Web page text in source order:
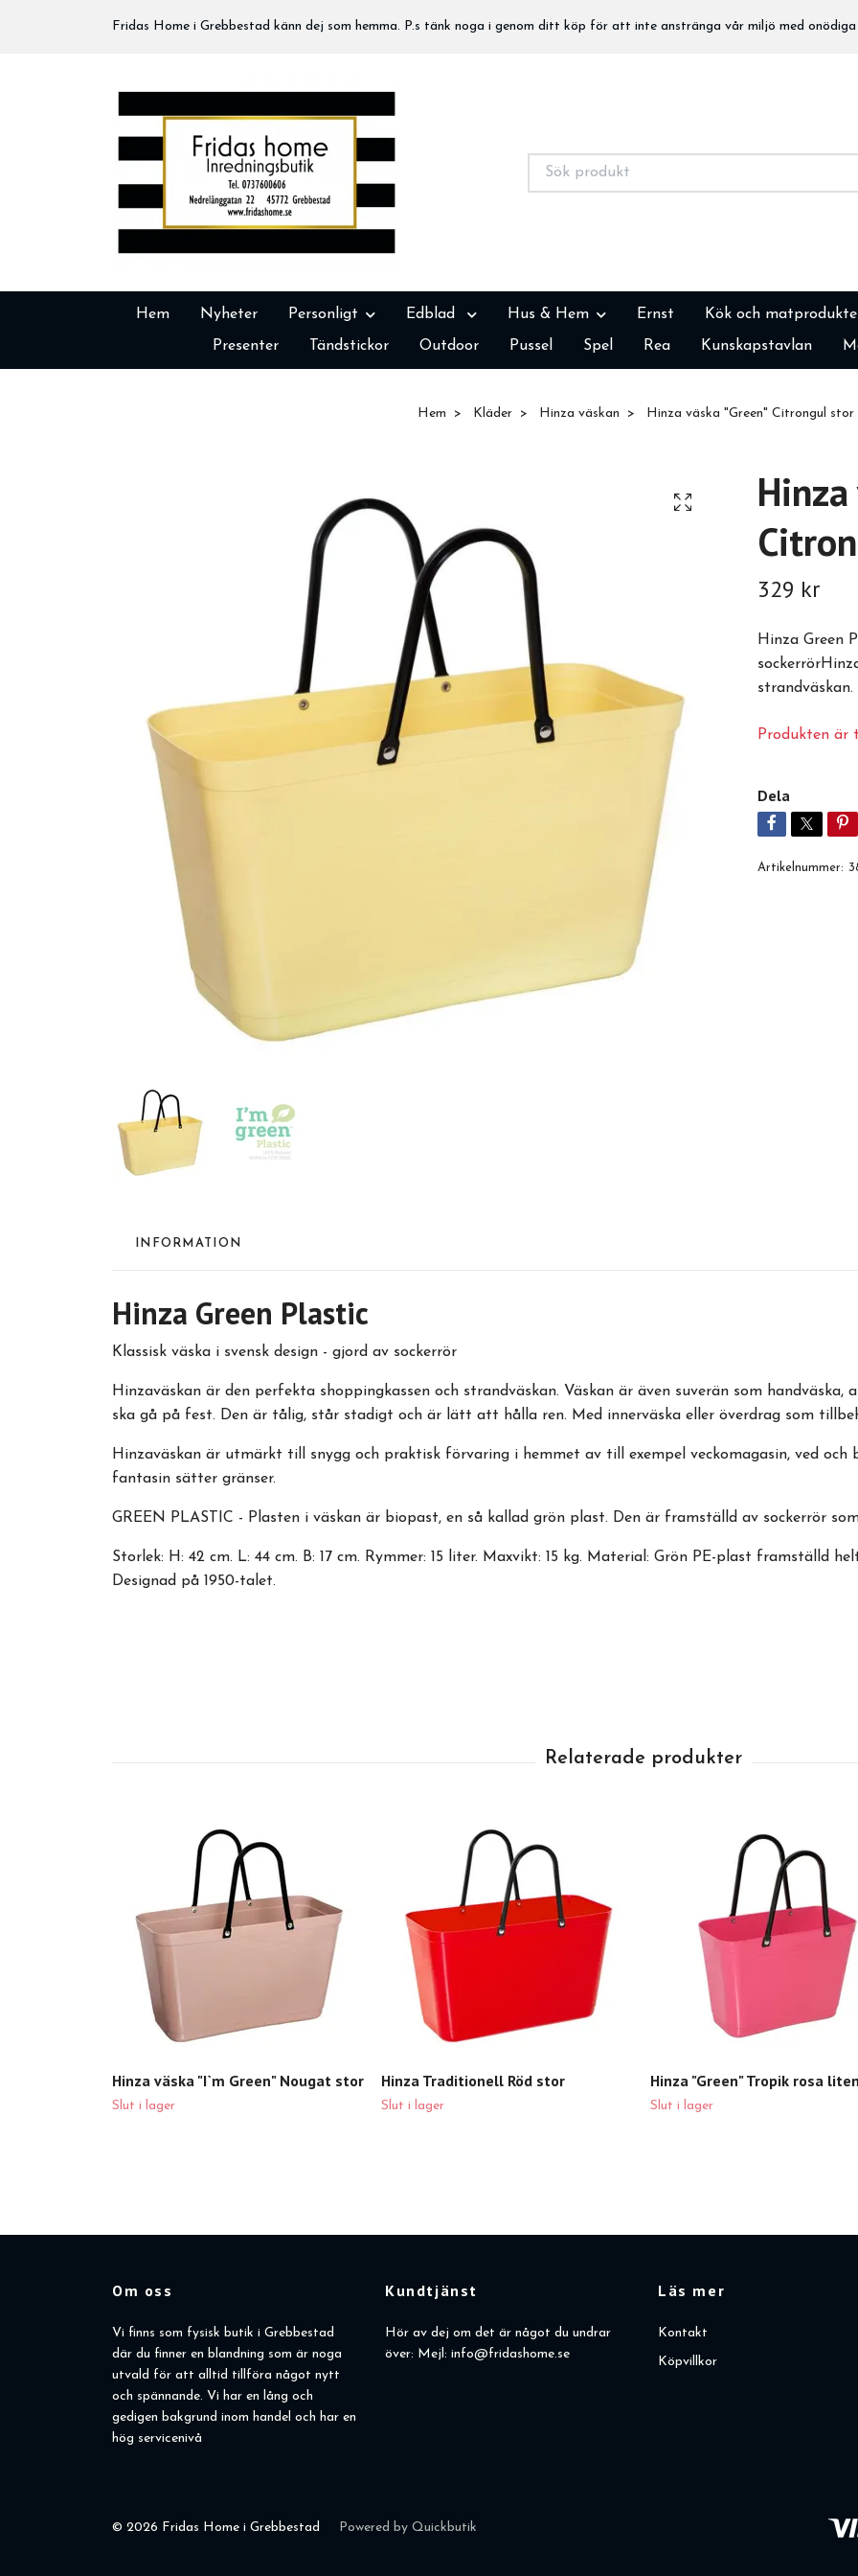
Fridas Home i Grebbestad känn dej som hemma. P.s tänk noga i genom ditt köp för att inte anstränga vår miljö med
Hem Nyheter Personligt Edblad Hus & Hem Ernst Kök och
Presenter Tändstickor Outdoor Pussel Spel Rea Kunskapstavlan
Hem Kläder Hinza väskan Hinza väska "Green" Citrongul stor
329 kr
Hinza Green
Produkten är
Dela
Artikelnummer:
INFORMATION
Hinza Green Plastic
Klassisk väska i svensk design - gjord av sockerrör
Hinzaväskan är den perfekta shoppingkassen och strandväskan. Väskan är även suverän som
ska gå på fest. Den är tålig, står stadigt och är lätt att hålla ren. Med innerväska eller överdrag som
Hinzaväskan är utmärkt till snygg och praktisk förvaring i hemmet av till exempel veckomagasin, ved och
fantasin sätter gränser.
GREEN PLASTIC - Plasten i väskan är biopast, en så kallad grön plast. Den är framställd av sockerrör
Storlek: H: 42 cm. L: 44 cm. B: 17 cm. Rymmer: 15 liter. Maxvikt: 15 kg. Material: Grön PE-plast framställd
Designad på 1950-talet.
Hinza väska "I`m Green" Nougat stor
Slut i lager
Hinza Traditionell Röd stor
Slut i lager
Hinza "Green" Tropik rosa
Slut i lager
Om oss
Vi finns som fysisk butik i Grebbestad
där du finner en blandning som är noga
utvald för att alltid tillföra något nytt
och spännande. Vi har en lång och
gedigen bakgrund inom handel och har en
hög servicenivå
Kundtjänst
Hör av dej om det är något du undrar
över: Mejl: info@fridashome.se
Läs mer
Kontakt
Köpvillkor
© 2026 Fridas Home i Grebbestad Powered by Quickbutik